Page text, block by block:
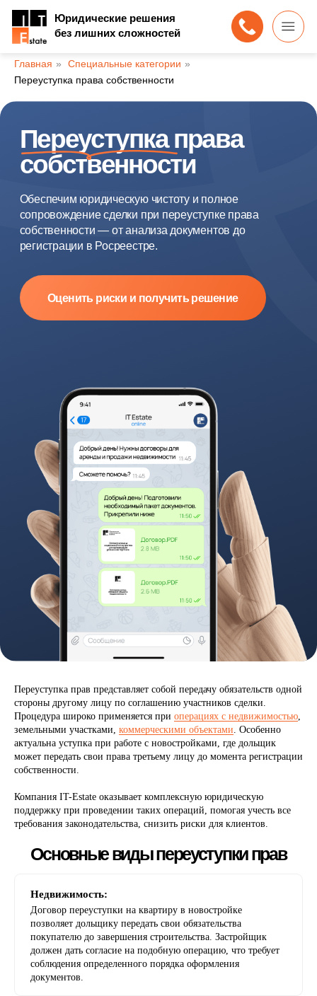
Юридические решения
без лишних сложностей
Главная » Специальные категории »
Переуступка права собственности
Обеспечим юридическую чистоту и полное
собственности — от анализа документов до
регистрации в Росреестре.
собственности
Переуступка прав представляет собой передачу обязательств одной
стороны другому лицу по соглашению участников сделки.
Процедура широко применяется при операциях с недвижимостью,
земельными участками, коммерческими объектами. Особенно
актуальна уступка при работе с новостройками, где дольщик
может передать свои права третьему лицу до момента регистрации
собственности.
Компания IT-Estate оказывает комплексную юридическую
поддержку при проведении таких операций, помогая учесть все
требования законодательства, снизить риски для клиентов.
Основные виды переуступки прав
Недвижимость:
Договор переуступки на квартиру в новостройке
позволяет дольщику передать свои обязательства
покупателю до завершения строительства. Застройщик
должен дать согласие на подобную операцию, что требует
соблюдения определенного порядка оформления
документов.